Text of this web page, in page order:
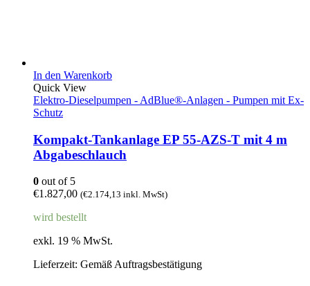
In den Warenkorb
Quick View
Elektro-Dieselpumpen - AdBlue®-Anlagen - Pumpen mit Ex-
Schutz
Kompakt-Tankanlage EP 55-AZS-T mit 4 m
Abgabeschlauch
0 out of 5
€1.827,00 (€2.174,13 inkl. MwSt)
wird bestellt
exkl. 19 % MwSt.
Lieferzeit: Gemäß Auftragsbestätigung